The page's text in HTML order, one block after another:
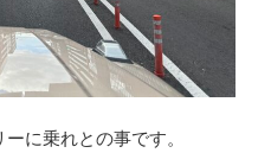
ーに乗れとの事です。